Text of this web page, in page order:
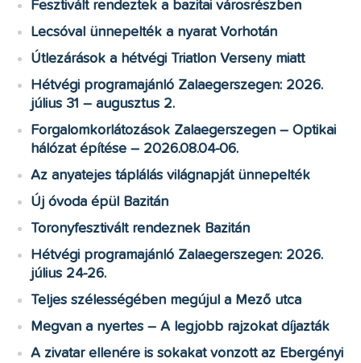
Fesztivált rendeztek a bazitai városrészben
Lecsóval ünnepelték a nyarat Vorhotán
Útlezárások a hétvégi Triatlon Verseny miatt
Hétvégi programajánló Zalaegerszegen: 2026.
július 31 – augusztus 2.
Forgalomkorlátozások Zalaegerszegen – Optikai
hálózat építése – 2026.08.04-06.
Az anyatejes táplálás világnapját ünnepelték
Új óvoda épül Bazitán
Toronyfesztivált rendeznek Bazitán
Hétvégi programajánló Zalaegerszegen: 2026.
július 24-26.
Teljes szélességében megújul a Mező utca
Megvan a nyertes – A legjobb rajzokat díjazták
A zivatar ellenére is sokakat vonzott az Ebergényi